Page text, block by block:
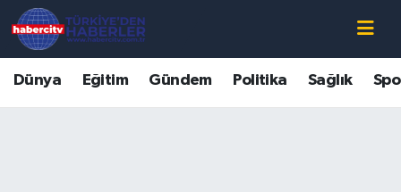
Dünya Eğitim Gündem Politika Sağlık